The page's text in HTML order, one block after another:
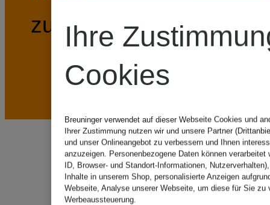
zurückschicken.
Ihre
Cookies
Breuninger verwendet auf dieser Webseite Cookies und
Ihrer Zustimmung nutzen wir und unsere Partner
und unser Onlineangebot zu verbessern und Ihnen
anzuzeigen. Personenbezogene Daten können
ID, Browser- und Standort-Informationen,
Inhalte in unserem Shop, personalisierte Anzeigen
Webseite, Analyse unserer Webseite, um diese für Sie zu
Werbeaussteuerung.